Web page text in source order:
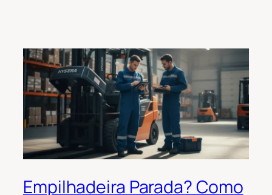
Empilhadeira Parada? Como